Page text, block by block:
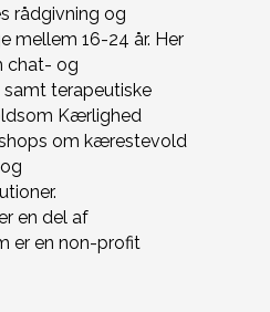
rådgivning og
mellem 16-24 år. Her
chat- og
terapeutiske
Kærlighed
om kærestevold
en del af
er en non-profit